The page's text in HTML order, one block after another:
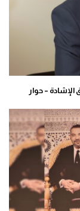
– حوار